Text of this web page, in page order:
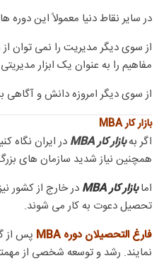
در سایر نقاط دنیا معمولاً این دوره ها کوتاه تر هستند. مثلا در اروپا این دوره
از سوی دیگر مدیریت را نمی توان
مفاهیم را به عنوان یک ابزار مدیریتی
از سوی دیگر امروزه دانش و
بازار کار MBA
اگر بهبازار کار MBA
همچنین نیاز شدید سازمان های
امابازار کار MBA
در خارج از کشور
تحصیل دعوت به کار می شوند.
فارغ التحصیلان دوره MBA
پس از
نمایند. رشد و توسعه شخصی از